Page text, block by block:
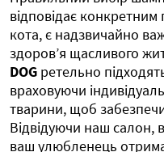
відповідає
кота, є надзвичайно
здоров’я щасливого
DOG ретельно
враховуючи
тварини, щоб
Відвідуючи наш салон,
ваш улюбленець